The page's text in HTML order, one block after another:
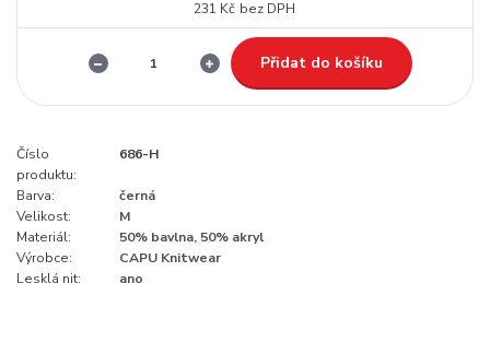
231 Kč bez DPH
Přidat do košíku
Číslo
produktu:
686-H
Barva:
černá
Velikost:
M
Materiál:
50% bavlna, 50% akryl
Výrobce:
CAPU Knitwear
Lesklá nit:
ano